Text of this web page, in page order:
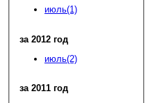
июль(1)
за 2012 год
июль(2)
за 2011 год